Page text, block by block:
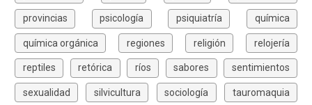
provincias psicología psiquiatría química
química orgánica regiones religión relojería
reptiles retórica ríos sabores sentimientos
sexualidad silvicultura sociología tauromaquia